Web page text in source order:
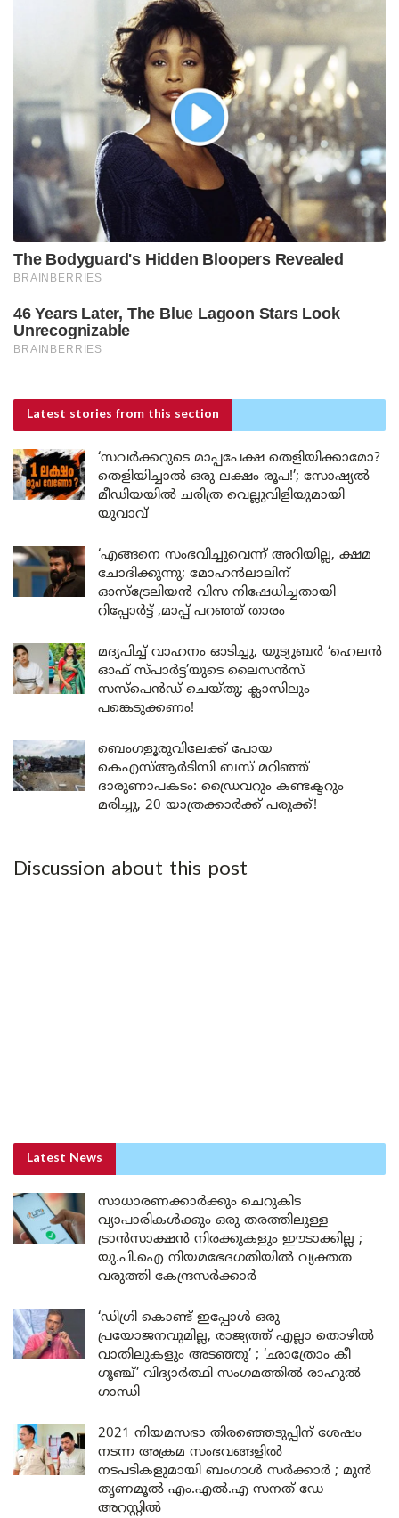
Latest stories from this section
‘സവർക്കറുടെ മാപ്പപേക്ഷ തെളിയിക്കാമോ?
തെളിയിച്ചാൽ ഒരു ലക്ഷം രൂപ!’; സോഷ്യൽ
മീഡിയയിൽ ചരിത്ര വെല്ലുവിളിയുമായി
യുവാവ്
‘എങ്ങനെ സംഭവിച്ചുവെന്ന് അറിയില്ല, ക്ഷമ
ചോദിക്കുന്നു; മോഹൻലാലിന്
ഓസ്ട്രേലിയൻ വിസ നിഷേധിച്ചതായി
റിപ്പോർട്ട് ,മാപ്പ് പറഞ്ഞ് താരം
മദ്യപിച്ച് വാഹനം ഓടിച്ചു, യൂട്യൂബർ ‘ഹെലൻ
ഓഫ് സ്പാർട്ട’യുടെ ലൈസൻസ്
സസ്പെൻഡ് ചെയ്തു; ക്ലാസിലും
പങ്കെടുക്കണം!
ബെംഗളൂരുവിലേക്ക് പോയ
കെഎസ്ആർടിസി ബസ് മറിഞ്ഞ്
ദാരുണാപകടം: ഡ്രൈവറും കണ്ടക്ടറും
മരിച്ചു, 20 യാത്രക്കാർക്ക് പരുക്ക്!
Discussion about this post
Latest News
സാധാരണക്കാർക്കും ചെറുകിട
വ്യാപാരികൾക്കും ഒരു തരത്തിലുള്ള
ട്രാൻസാക്ഷൻ നിരക്കുകളും ഈടാക്കില്ല ;
യു.പി.ഐ നിയമഭേദഗതിയിൽ വ്യക്തത
വരുത്തി കേന്ദ്രസർക്കാർ
‘ഡിഗ്രി കൊണ്ട് ഇപ്പോൾ ഒരു
പ്രയോജനവുമില്ല, രാജ്യത്ത് എല്ലാ തൊഴിൽ
വാതിലുകളും അടഞ്ഞു’ ; ‘ഛാത്രോം കീ
ഗൂഞ്ച്’ വിദ്യാർത്ഥി സംഗമത്തിൽ രാഹുൽ
ഗാന്ധി
2021 നിയമസഭാ തിരഞ്ഞെടുപ്പിന് ശേഷം
നടന്ന അക്രമ സംഭവങ്ങളിൽ
നടപടികളുമായി ബംഗാൾ സർക്കാർ ; മുൻ
തൃണമൂൽ എം.എൽ.എ സനത് ഡേ
അറസ്റ്റിൽ